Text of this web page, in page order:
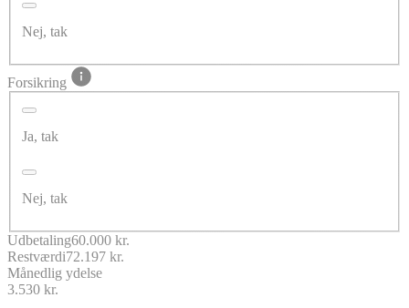
Nej, tak
Forsikring
Ja, tak
Nej, tak
Udbetaling60.000 kr.
Restværdi72.197 kr.
Månedlig ydelse
3.530 kr.